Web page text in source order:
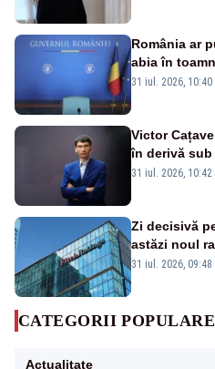
România ar
abia în
31 iul. 2026, 10:40
Victor
în derivă
rezultat al
31 iul. 2026, 10:42
Zi decisivă
astăzi noul
efectele
31 iul. 2026, 09:48
CATEGORII POPULARE
Actualitate